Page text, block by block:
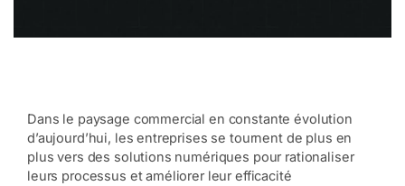
Dans le paysage commercial en constante évolution
d’aujourd’hui, les entreprises se tournent de plus en
plus vers des solutions numériques pour rationaliser
leurs processus et améliorer leur efficacité